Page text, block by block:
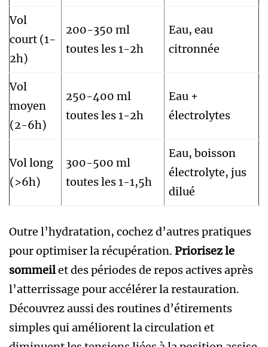
Vol
court (1-
2h)
200-350 ml
toutes les 1-2h
Eau, eau
citronnée
Vol
moyen
(2-6h)
250-400 ml
toutes les 1-2h
Eau +
électrolytes
Vol long
(>6h)
300-500 ml
toutes les 1-1,5h
Eau, boisson
électrolyte, jus
dilué
Outre l’hydratation, cochez d’autres pratiques
pour optimiser la récupération. Priorisez le
sommeilet des périodes de repos actives après
l’atterrissage pour accélérer la restauration.
Découvrez aussi des routines d’étirements
simples qui améliorent la circulation et